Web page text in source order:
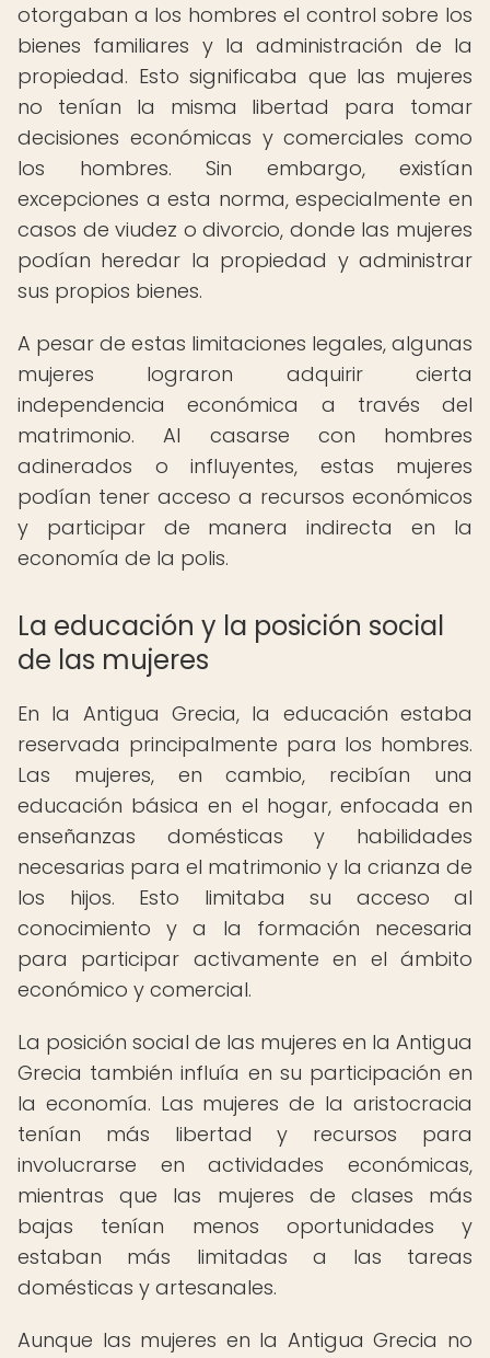
otorgaban a los hombres el control sobre los
bienes familiares y la administración de la
propiedad. Esto significaba que las mujeres
no tenían la misma libertad para tomar
decisiones económicas y comerciales como
los hombres. Sin embargo, existían
excepciones a esta norma, especialmente en
casos de viudez o divorcio, donde las mujeres
podían heredar la propiedad y administrar
sus propios bienes.
A pesar de estas limitaciones legales, algunas
mujeres lograron adquirir cierta
independencia económica a través del
matrimonio. Al casarse con hombres
adinerados o influyentes, estas mujeres
podían tener acceso a recursos económicos
y participar de manera indirecta en la
economía de la polis.
La educación y la posición social
de las mujeres
En la Antigua Grecia, la educación estaba
reservada principalmente para los hombres.
Las mujeres, en cambio, recibían una
educación básica en el hogar, enfocada en
enseñanzas domésticas y habilidades
necesarias para el matrimonio y la crianza de
los hijos. Esto limitaba su acceso al
conocimiento y a la formación necesaria
para participar activamente en el ámbito
económico y comercial.
La posición social de las mujeres en la Antigua
Grecia también influía en su participación en
la economía. Las mujeres de la aristocracia
tenían más libertad y recursos para
involucrarse en actividades económicas,
mientras que las mujeres de clases más
bajas tenían menos oportunidades y
estaban más limitadas a las tareas
domésticas y artesanales.
Aunque las mujeres en la Antigua Grecia no